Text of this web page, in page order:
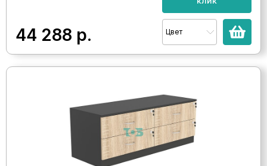
44 288 р. Цвет